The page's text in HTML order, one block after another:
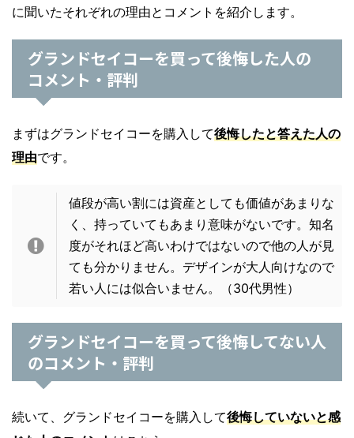
に聞いたそれぞれの理由とコメントを紹介します。
グランドセイコーを買って後悔した人の
コメント・評判
まずはグランドセイコーを購入して後悔したと答えた人の
理由です。
値段が高い割には資産としても価値があまりな
く、持っていてもあまり意味がないです。知名
度がそれほど高いわけではないので他の人が見
ても分かりません。デザインが大人向けなので
若い人には似合いません。（30代男性）
グランドセイコーを買って後悔してない人
のコメント・評判
続いて、グランドセイコーを購入して後悔していないと感